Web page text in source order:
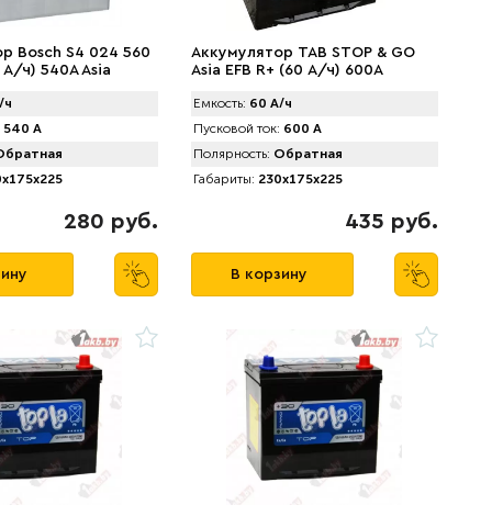
Bosch S4 024 560
ч) 540A Asia
540 А
280 руб.
Аккумулятор TAB STOP & GO
Asia EFB R+ (60 А/ч) 600А
Емкость: 60 А/ч
Пусковой ток: 600 А
Полярность: Обратная
Габариты: 230x175x225
435 руб.
В корзину